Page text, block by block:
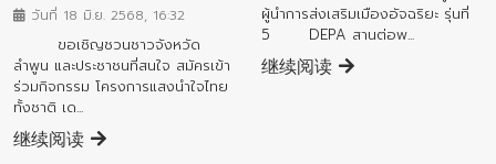
วันที่ 18 มิ.ย. 2568, 16:32
ขอเชิญชวนชาวจังหวัด
ลำพูน และประชาชนที่สนใจ สมัครเข้า
ร่วมกิจกรรม โครงการแสงนำใจไทย
ทั้งชาติ เด...
继续阅读
ผู้นำการส่งเสริมเมืองอัจฉริยะ รุ่นที่
5 DEPA สานต่อพ...
继续阅读